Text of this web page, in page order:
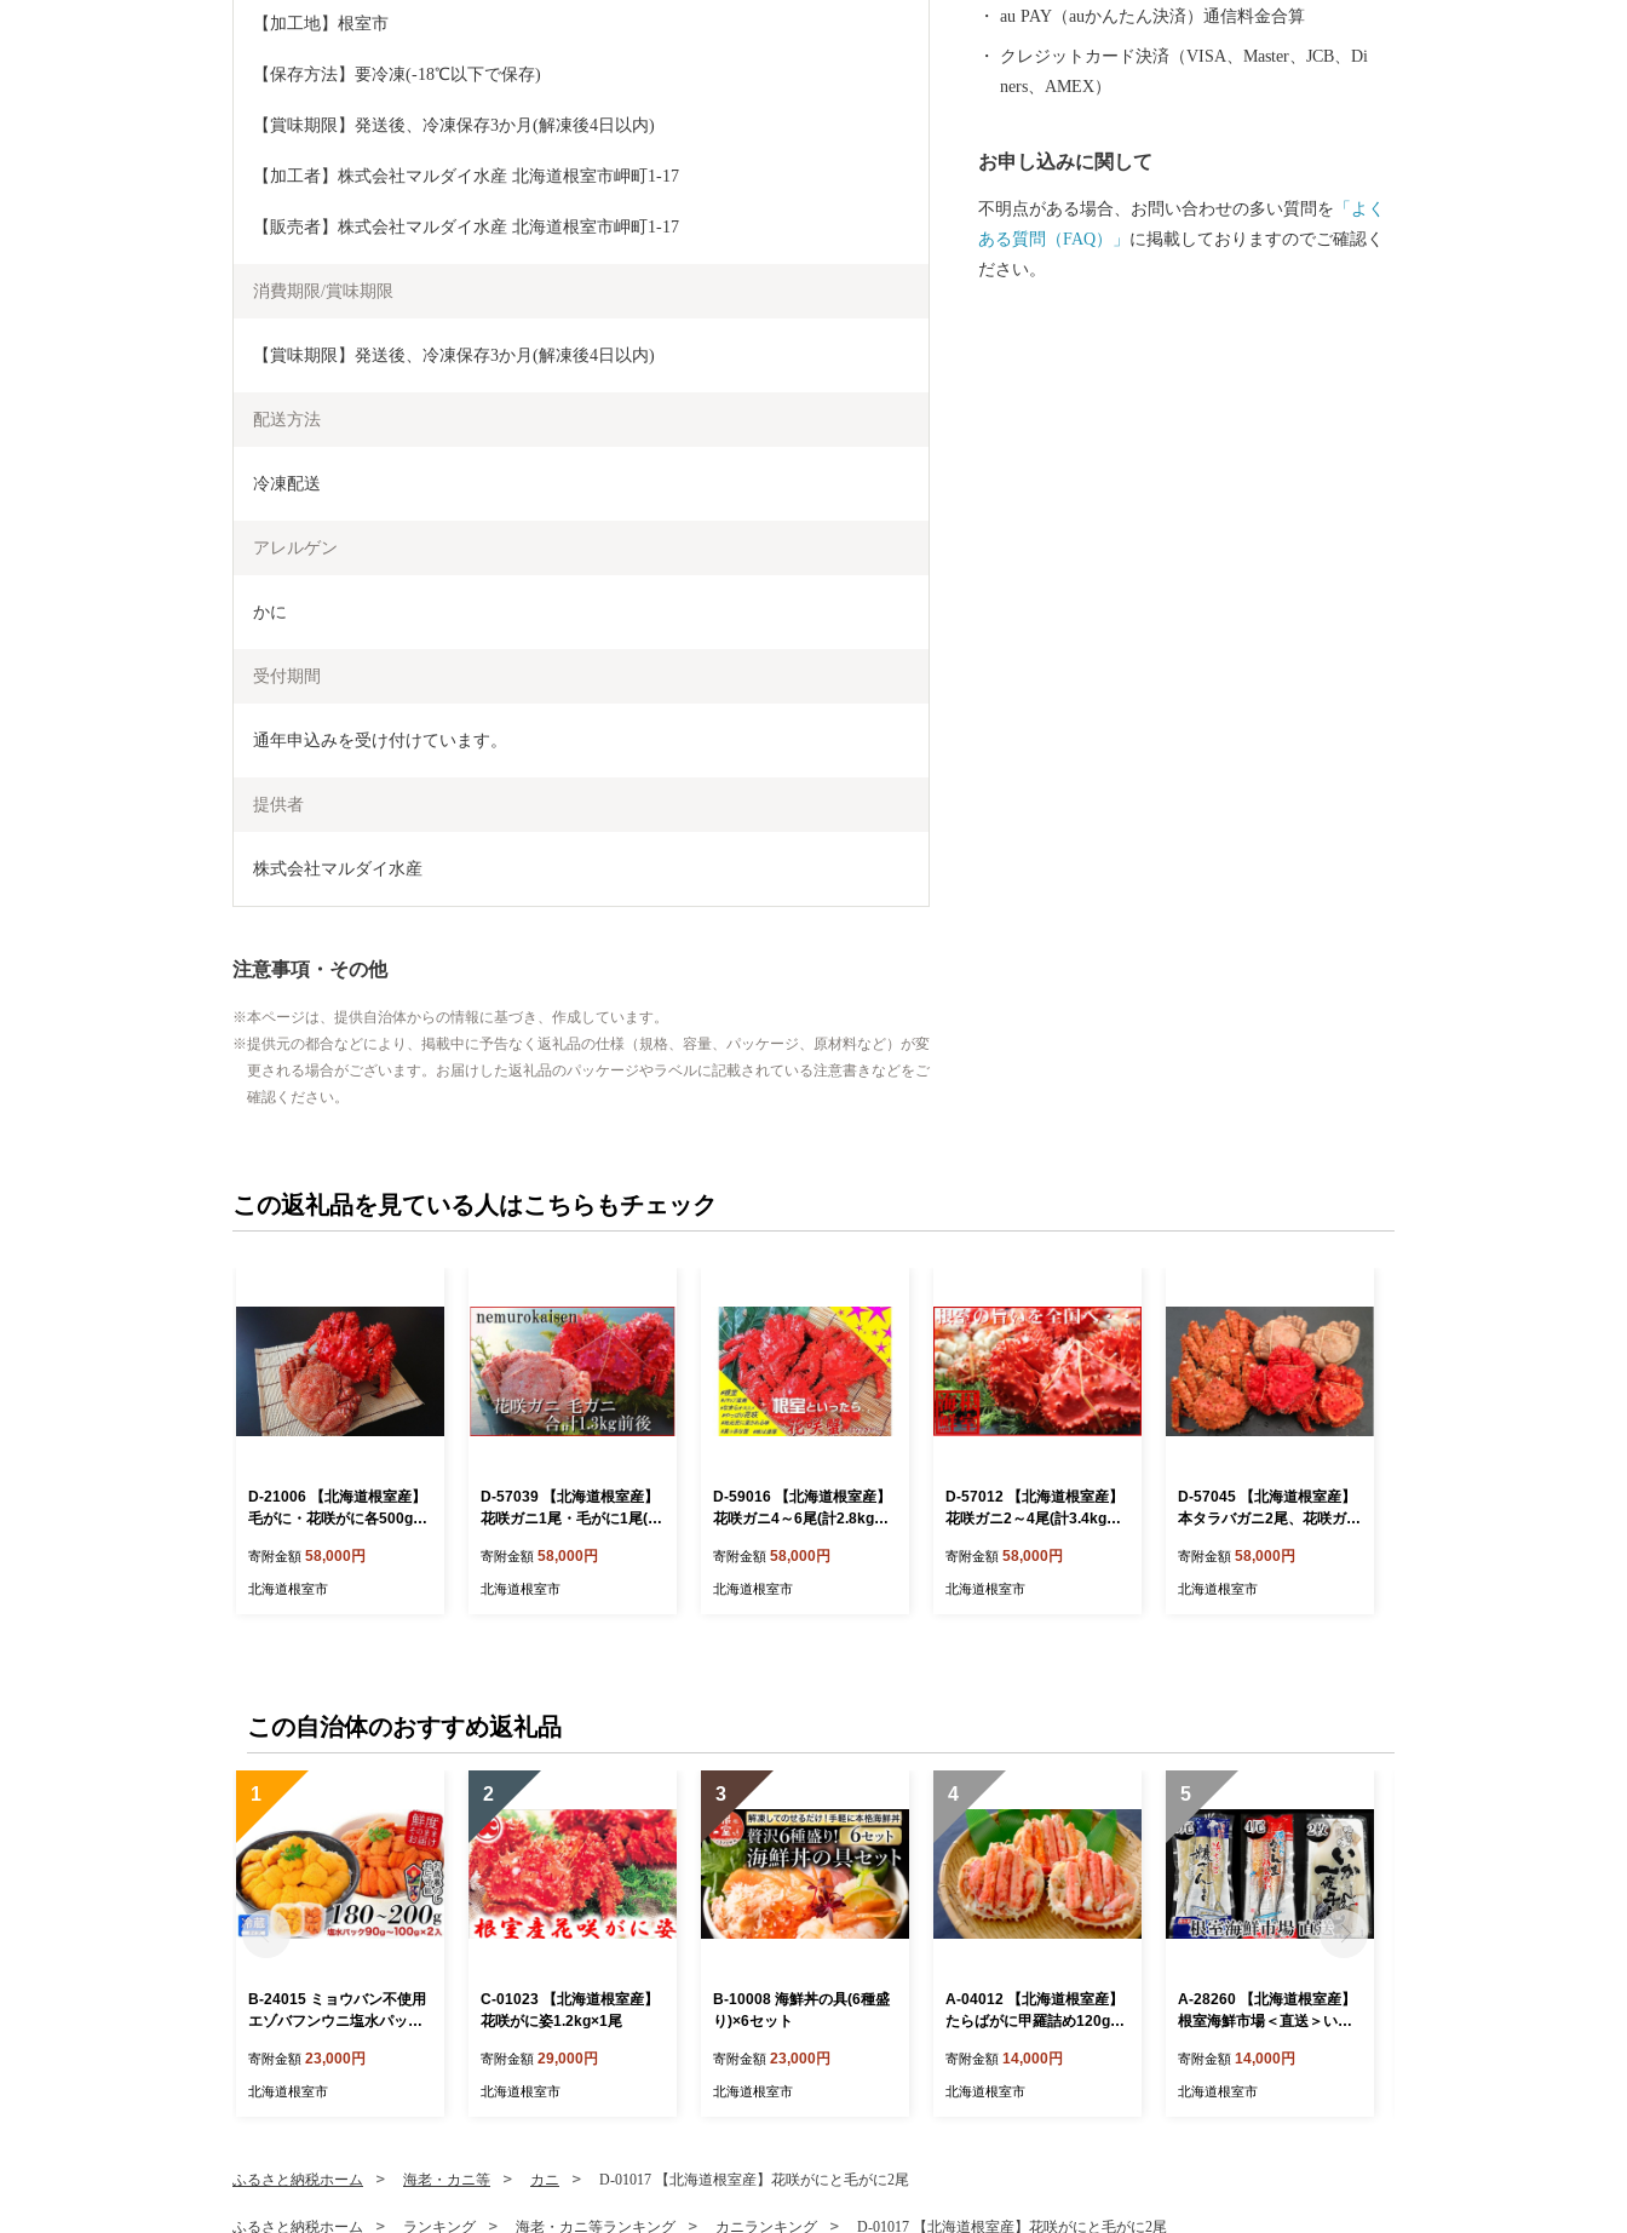
【加工地】根室市
【保存方法】要冷凍(-18℃以下で保存)
【賞味期限】発送後、冷凍保存3か月(解凍後4日以内)
【加工者】株式会社マルダイ水産 北海道根室市岬町1-17
【販売者】株式会社マルダイ水産 北海道根室市岬町1-17
消費期限/賞味期限
【賞味期限】発送後、冷凍保存3か月(解凍後4日以内)
配送方法
冷凍配送
アレルゲン
かに
受付期間
通年申込みを受け付けています。
提供者
株式会社マルダイ水産
注意事項・その他
本ページは、提供自治体からの情報に基づき、作成しています。
提供元の都合などにより、掲載中に予告なく返礼品の仕様（規格、容量、パッケージ、原材料など）が変
更される場合がございます。お届けした返礼品のパッケージやラベルに記載されている注意書きなどをご
確認ください。
ち、運動を展開しています。 まちの再生・発展のため
には解決しなければならない課題が非常に山積してい
au PAY（auかんたん決済）通信料金合算
クレジットカード決済（VISA、Master、JCB、Di
ners、AMEX）
お申し込みに関して
不明点がある場合、お問い合わせの多い質問を 「よく
ある質問（FAQ）」 に掲載しておりますのでご確認く
ださい。
この返礼品を見ている人はこちらもチェック
D-21006 【北海道根室産】
毛がに・花咲がに各500g前
寄附金額 58,000円
北海道根室市
D-57039 【北海道根室産】
花咲ガニ1尾・毛がに1尾(2
寄附金額 58,000円
北海道根室市
D-59016 【北海道根室産】
花咲ガニ4～6尾(計2.8kg以
寄附金額 58,000円
北海道根室市
D-57012 【北海道根室産】
花咲ガニ2～4尾(計3.4kg前
寄附金額 58,000円
北海道根室市
D-57045 【北海道根室産】
本タラバガニ2尾、花咲ガニ
前後)
寄附金額 58,000円
北海道根室市
この自治体のおすすめ返礼品
1
B-24015 ミョウバン不使用
エゾバフンウニ塩水パック9
発送]
寄附金額 23,000円
北海道根室市
2
C-01023 【北海道根室産】
花咲がに姿1.2kg×1尾
寄附金額 29,000円
北海道根室市
3
B-10008 海鮮丼の具(6種盛
り)×6セット
寄附金額 23,000円
北海道根室市
4
A-04012 【北海道根室産】
たらばがに甲羅詰め120g×3
寄附金額 14,000円
北海道根室市
5
A-28260 【北海道根室産】
根室海鮮市場＜直送＞いか
尾・糠さんま9尾
寄附金額 14,000円
北海道根室市
ふるさと納税ホーム 海老・カニ等 カニ D-01017 【北海道根室産】花咲がにと毛がに2尾
ふるさと納税ホーム ランキング 海老・カニ等ランキング カニランキング D-01017 【北海道根室産】花咲がにと毛がに2尾